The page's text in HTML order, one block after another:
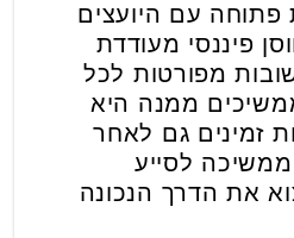
עם היועצים
פיננסי מעודדת
מפורטות לכל
ממנה היא
זמינים גם לאחר
ממשיכה לסייע
את הדרך הנכונה